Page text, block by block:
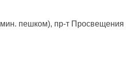
мин. пешком), пр-т Просвещения